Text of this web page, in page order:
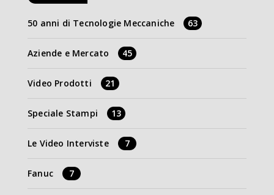
50 anni di Tecnologie Meccaniche 63
Aziende e Mercato 45
Video Prodotti 21
Speciale Stampi 13
Le Video Interviste 7
Fanuc 7